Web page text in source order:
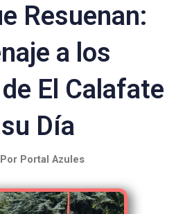
Resuenan:
a los
El Calafate
Día
Portal Azules